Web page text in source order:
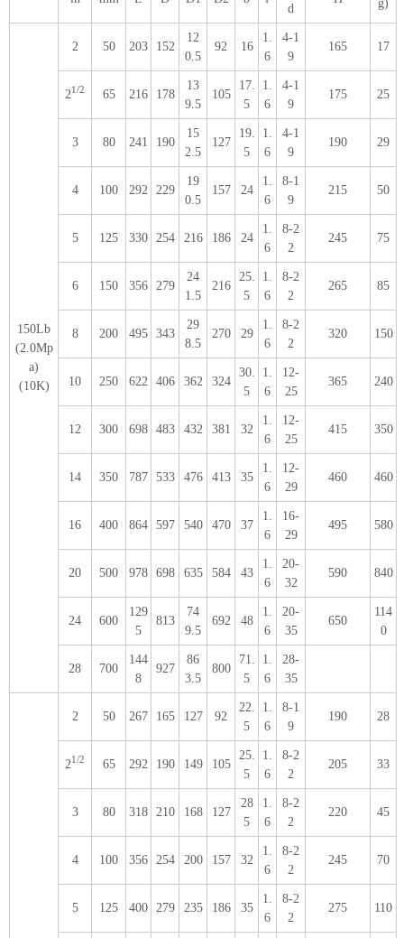
g)
d
150Lb
(2.0Mp
a)
(10K)
2 50 203 152
12
0.5
92 16
1.
6
4-1
9
165 17
21/2 65 216 178
13
9.5
105
17.
5
1.
6
4-1
9
175 25
3 80 241 190
15
2.5
127
19.
5
1.
6
4-1
9
190 29
4 100 292 229
19
0.5
157 24
1.
6
8-1
9
215 50
5 125 330 254 216 186 24
1.
6
8-2
2
245 75
6 150 356 279
24
1.5
216
25.
5
1.
6
8-2
2
265 85
8 200 495 343
29
8.5
270 29
1.
6
8-2
2
320 150
10 250 622 406 362 324
30.
5
1.
6
12-
25
365 240
12 300 698 483 432 381 32
1.
6
12-
25
415 350
14 350 787 533 476 413 35
1.
6
12-
29
460 460
16 400 864 597 540 470 37
1.
6
16-
29
495 580
20 500 978 698 635 584 43
1.
6
20-
32
590 840
24 600
129
5
813
74
9.5
692 48
1.
6
20-
35
650
114
0
28 700
144
8
927
86
3.5
800
71.
5
1.
6
28-
35
2 50 267 165 127 92
22.
5
1.
6
8-1
9
190 28
21/2 65 292 190 149 105
25.
5
1.
6
8-2
2
205 33
3 80 318 210 168 127
28
5
1.
6
8-2
2
220 45
4 100 356 254 200 157 32
1.
6
8-2
2
245 70
5 125 400 279 235 186 35
1.
6
8-2
2
275 110